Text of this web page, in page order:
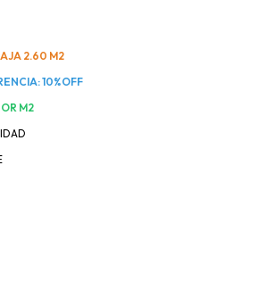
2.60 M2
10%OFF
M2